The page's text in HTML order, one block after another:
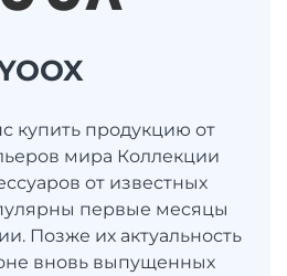
купить продукцию от
мира Коллекции
от известных
первые месяцы
Позже их актуальность
вновь выпущенных